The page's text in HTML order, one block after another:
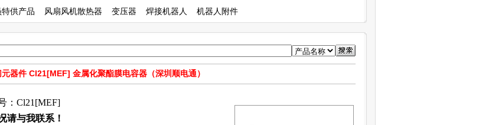
供产品 风扇风机散热器 变压器 焊接机器人 机器人附件
器件 Cl21[MEF] 金属化聚酯膜电容器（深圳顺电通）
：Cl21[MEF]
请与我联系！